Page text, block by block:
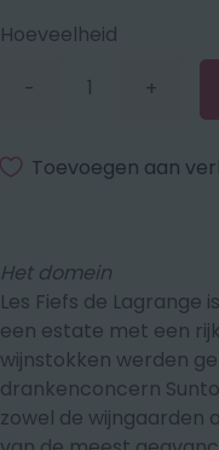
Hoeveelheid
-Verminder
met
+
1
Toevoegen aan
Het domein
Les Fiefs de
een estate met een
wijnstokken werden
drankenconcern
zowel de wijngaarden